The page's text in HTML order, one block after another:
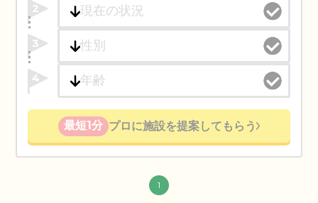
2
3
4
最短1分 プロに施設を提案してもらう
1